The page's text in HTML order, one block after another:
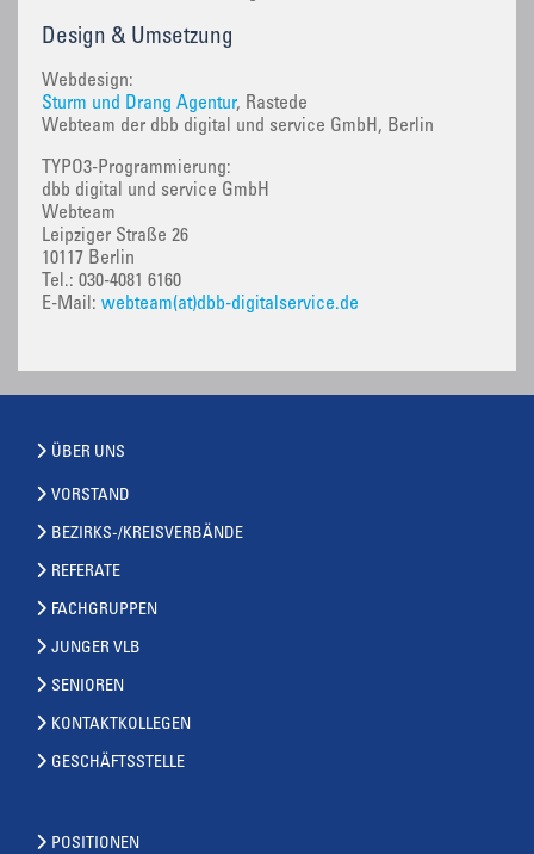
Design & Umsetzung
Webdesign:
Sturm und Drang Agentur, Rastede
Webteam der dbb digital und service GmbH, Berlin
TYPO3-Programmierung:
dbb digital und service GmbH
Webteam
Leipziger Straße 26
10117 Berlin
Tel.: 030-4081 6160
E-Mail: webteam(at)dbb-digitalservice.de
ÜBER UNS
VORSTAND
BEZIRKS-/KREISVERBÄNDE
REFERATE
FACHGRUPPEN
JUNGER VLB
SENIOREN
KONTAKTKOLLEGEN
GESCHÄFTSSTELLE
POSITIONEN